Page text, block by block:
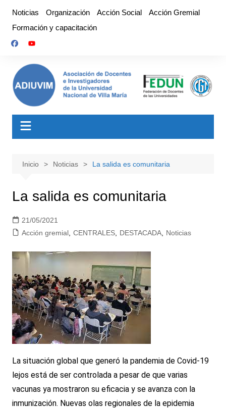
contenido
Noticias Organización Acción Social
Acción Gremial
Formación y capacitación
Inicio Noticias La salida es comunitaria
La salida es comunitaria
21/05/2021
Acción gremial, CENTRALES, DESTACADA, Noticias
La situación global que generó la pandemia de Covid-19
lejos está de ser controlada a pesar de que varias
vacunas ya mostraron su eficacia y se avanza con la
inmunización. Nuevas olas regionales de la epidemia